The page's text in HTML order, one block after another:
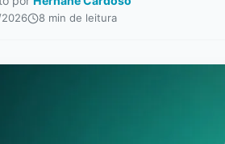
8 min de leitura